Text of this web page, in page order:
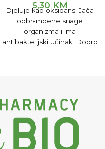
5,30 KM
Djeluje kao oksidans. Jača
odbrambene snage
organizma i ima
antibakterijski učinak. Dobro